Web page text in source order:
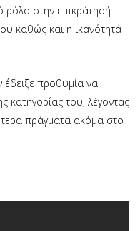
ρόλο στην επικράτησή
καθώς και η ικανότητά
έδειξε προθυμία να
κατηγορίας του, λέγοντας
πράγματα ακόμα στο